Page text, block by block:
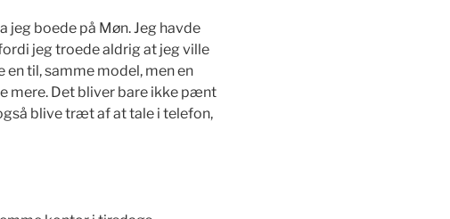
jeg boede på Møn. Jeg havde
jeg troede aldrig at jeg ville
til, samme model, men en
mere. Det bliver bare ikke pænt
blive træt af at tale i telefon,